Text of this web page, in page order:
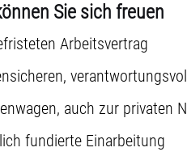
Sie sich freuen
Arbeitsvertrag
auch zur privaten
fundierte Einarbeitung